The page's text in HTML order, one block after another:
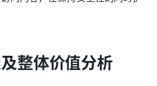
整体价值分析